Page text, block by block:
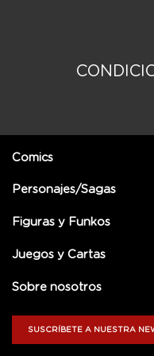
Comics
Personajes/Sagas
Figuras y Funkos
Juegos y Cartas
Sobre nosotros
SUSCRÍBETE A NUESTRA